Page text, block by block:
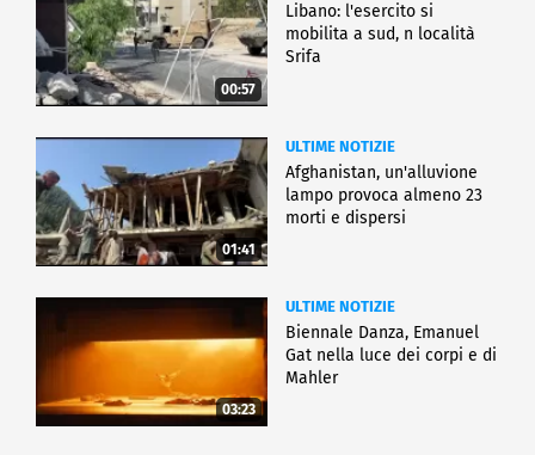
00:57
Libano: l'esercito si
mobilita a sud, n località
Srifa
01:41
ULTIME NOTIZIE
Afghanistan, un'alluvione
lampo provoca almeno 23
morti e dispersi
03:23
ULTIME NOTIZIE
Biennale Danza, Emanuel
Gat nella luce dei corpi e di
Mahler